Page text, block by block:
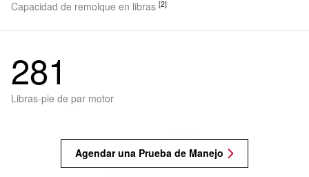
Capacidad de remolque en libras [2]
281
Libras-pie de par motor
Agendar una Prueba de Manejo